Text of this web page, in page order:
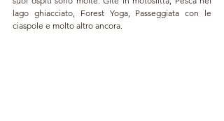
lago ghiacciato, Forest Yoga, Passeggiata con le
ciaspole e molto altro ancora.